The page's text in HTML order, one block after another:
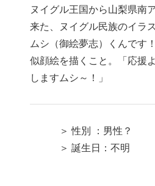
ヌイグル王国から山梨県南
来た、ヌイグル民族のイラ
ムシ（御絵夢志）くんです
似顔絵を描くこと。「応援
しますムシ～！」
＞ 性別 ：男性？
＞ 誕生日：不明